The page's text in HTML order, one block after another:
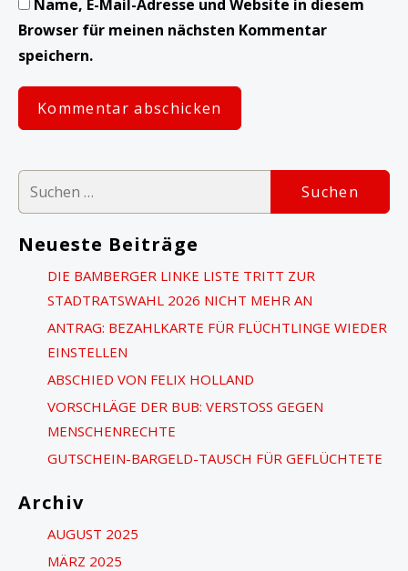
Name, E-Mail-Adresse und Website in diesem
Browser für meinen nächsten Kommentar
speichern.
u
c
Neueste Beiträge
DIE BAMBERGER LINKE LISTE TRITT ZUR
STADTRATSWAHL 2026 NICHT MEHR AN
ANTRAG: BEZAHLKARTE FÜR FLÜCHTLINGE WIEDER
EINSTELLEN
ABSCHIED VON FELIX HOLLAND
VORSCHLÄGE DER BUB: VERSTOSS GEGEN M
ENSCHENRECHTE
GUTSCHEIN-BARGELD-TAUSCH FÜR GEFLÜCHTETE
Archiv
AUGUST 2025
MÄRZ 2025